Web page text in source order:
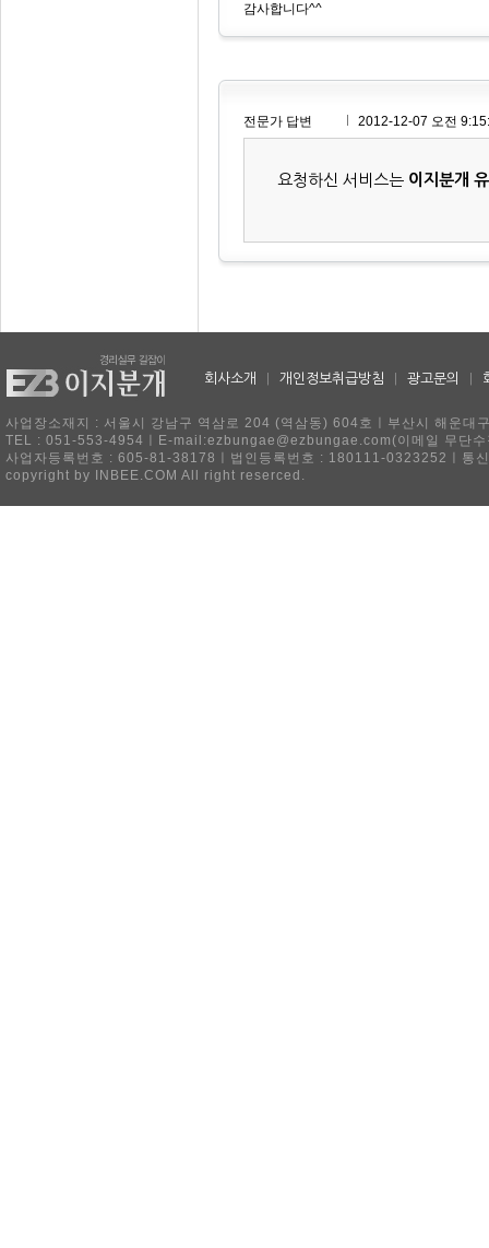
감사합니다^^
전문가 답변 2012-12-07 오전
요청하신 서비스는 이지분개
회사소개 개인정보취급방침 광고문의
사업장소재지 : 서울시 강남구 역삼로 204 (역삼동) 604호ㅣ부산시 해운
TEL : 051-553-4954ㅣE-mail:ezbungae@ezbungae.com(이메일 무단수
사업자등록번호 : 605-81-38178ㅣ법인등록번호 : 180111-0323252ㅣ통
copyright by INBEE.COM All right reserced.